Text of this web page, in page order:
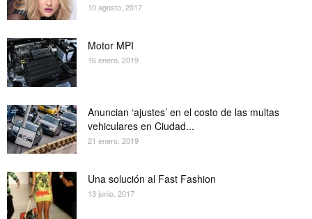
10 agosto, 2017
Motor MPI
16 enero, 2019
Anuncian ‘ajustes’ en el costo de las multas
vehiculares en Ciudad...
21 enero, 2019
Una solución al Fast Fashion
13 junio, 2017